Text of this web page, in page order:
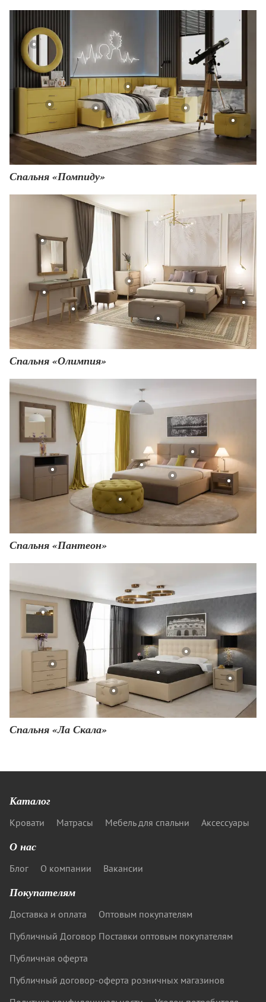
Спальня «Помпиду»
Спальня «Олимпия»
Спальня «Пантеон»
Спальня «Ла Скала»
Каталог
Кровати Матрасы Мебель для спальни Аксессуары
О нас
Блог О компании Вакансии
Покупателям
Доставка и оплата
Оптовым покупателям
Публичный Договор Поставки оптовым покупателям
Публичная оферта
Публичный договор-оферта розничных магазинов